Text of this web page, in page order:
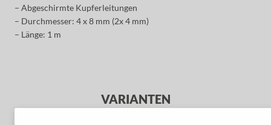
– Abgeschirmte Kupferleitungen
– Durchmesser: 4 x 8 mm (2x 4 mm)
– Länge: 1 m
VARIANTEN